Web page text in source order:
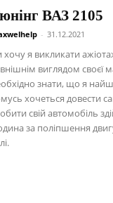
ВАЗ 2105
- 31.12.2021
хочу я викликати
виглядом своєї
знати, що я
хочеться довести
свій автомобіль
за поліпшення